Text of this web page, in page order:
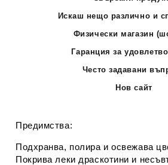
Искаш нещо различно и
Физически магазин
Гаранция за
Често задавани
Нов сайт
Предимства:
Подхранва, полира и освежава
Покрива леки драскотини и